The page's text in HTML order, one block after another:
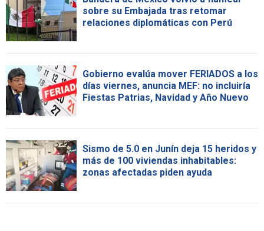
sobre su Embajada tras retomar
relaciones diplomáticas con Perú
Gobierno evalúa mover FERIADOS a los
días viernes, anuncia MEF: no incluiría
Fiestas Patrias, Navidad y Año Nuevo
Sismo de 5.0 en Junín deja 15 heridos y
más de 100 viviendas inhabitables:
zonas afectadas piden ayuda